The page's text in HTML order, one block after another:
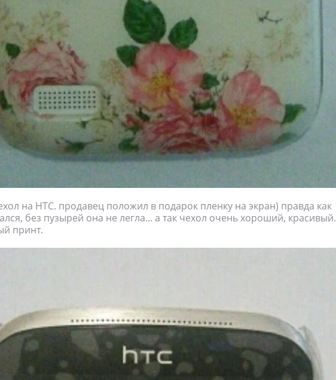
на HTC. продавец положил в подарок пленку на экран) правда как
без пузырей она не легла... а так чехол очень хороший, красивый.
принт.